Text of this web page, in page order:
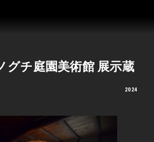
グチ庭園美術館 展示蔵
2024